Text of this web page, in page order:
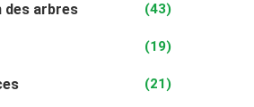
des arbres (43)
(19)
(21)